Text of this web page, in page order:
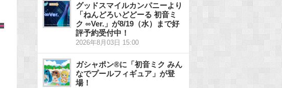
グッドスマイルカンパニーより
「ねんどろいどどーる 初音ミ
ク ∞Ver.」が8/19（水）まで好
評予約受付中！
2026年8月03日 15:00
ガシャポン®に「初音ミク みん
なでプールフィギュア」が登
場！